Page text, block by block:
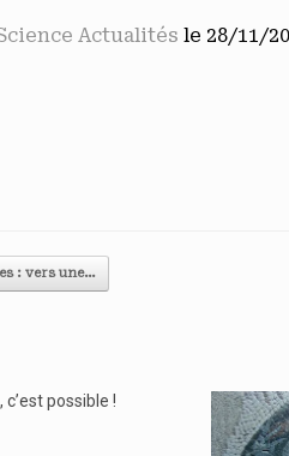
Actualités le 28/11/
: vers une…
possible !